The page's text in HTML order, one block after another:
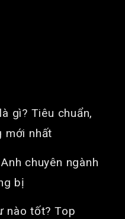
gì? Tiêu chuẩn,
mới nhất
chuyên ngành
bị
nào tốt? Top